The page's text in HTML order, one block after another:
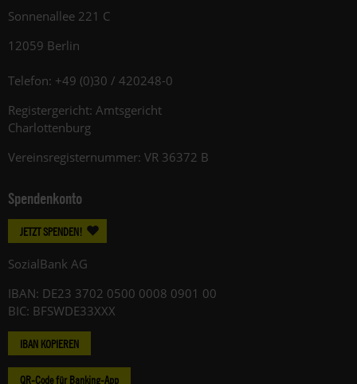
Sonnenallee 221 C
12059 Berlin
Telefon: +49 (0)30 / 420248-0
Registergericht: Amtsgericht
Charlottenburg
Vereinsregisternummer: VR 36372 B
Spendenkonto
JETZT SPENDEN!
SozialBank AG
IBAN: DE23 3702 0500 0008 0901 00
BIC: BFSWDE33XXX
IBAN KOPIEREN
QR-Code für Banking-App